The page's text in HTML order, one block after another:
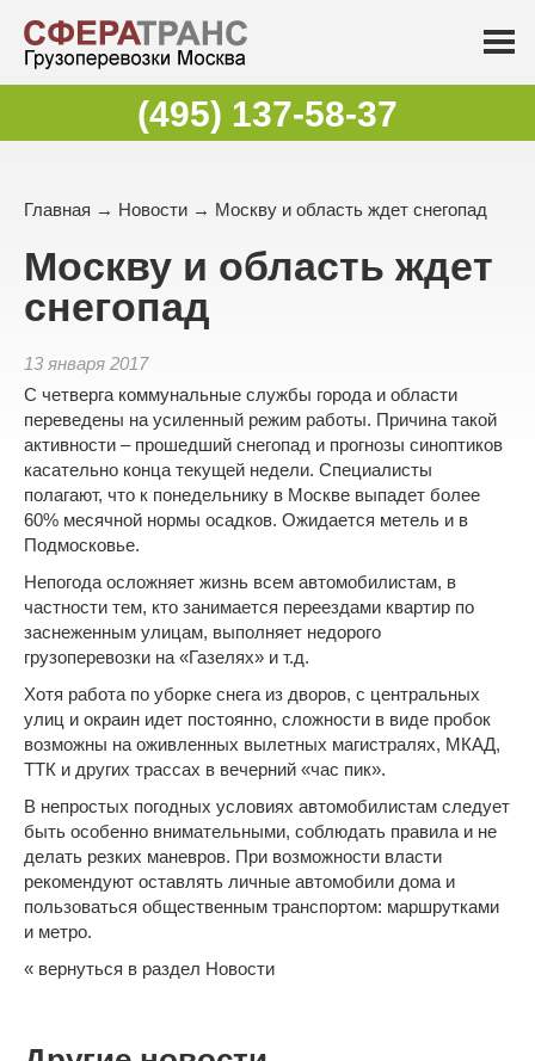
(495) 137-58-37
Главная → Новости → Москву и область ждет снегопад
Москву и область ждет
снегопад
13 января 2017
С четверга коммунальные службы города и области
переведены на усиленный режим работы. Причина такой
активности – прошедший снегопад и прогнозы синоптиков
касательно конца текущей недели. Специалисты
полагают, что к понедельнику в Москве выпадет более
60% месячной нормы осадков. Ожидается метель и в
Подмосковье.
Непогода осложняет жизнь всем автомобилистам, в
частности тем, кто занимается переездами квартир по
заснеженным улицам, выполняет недорого
грузоперевозки на «Газелях» и т.д.
Хотя работа по уборке снега из дворов, с центральных
улиц и окраин идет постоянно, сложности в виде пробок
возможны на оживленных вылетных магистралях, МКАД,
ТТК и других трассах в вечерний «час пик».
В непростых погодных условиях автомобилистам следует
быть особенно внимательными, соблюдать правила и не
делать резких маневров. При возможности власти
рекомендуют оставлять личные автомобили дома и
пользоваться общественным транспортом: маршрутками
и метро.
« вернуться в раздел Новости